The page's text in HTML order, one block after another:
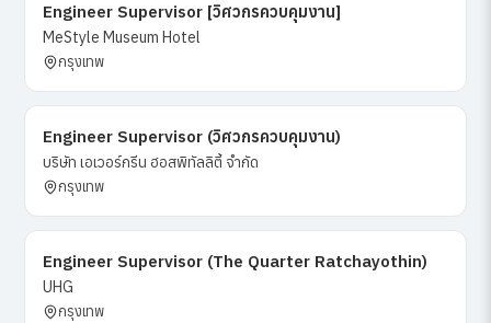
Engineer Supervisor [วิศวกรควบคุมงาน]
MeStyle Museum Hotel
กรุงเทพ
Engineer Supervisor (วิศวกรควบคุมงาน)
บริษัท เอเวอร์กรีน ฮอสพิทัลลิตี้ จำกัด
กรุงเทพ
Engineer Supervisor (The Quarter Ratchayothin)
UHG
กรุงเทพ